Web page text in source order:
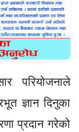
परियोजनाले
ज्ञान दिनुका
प्रदान गरेको